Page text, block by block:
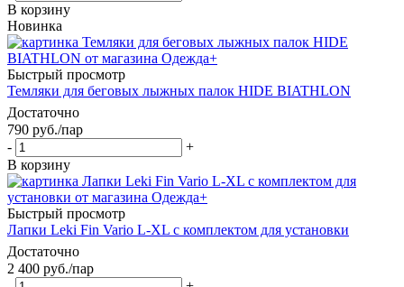
В корзину
Новинка
Быстрый просмотр
Темляки для беговых лыжных палок HIDE BIATHLON
Достаточно
790 руб./пар
-
+
В корзину
Быстрый просмотр
Лапки Leki Fin Vario L-XL с комплектом для установки
Достаточно
2 400 руб./пар